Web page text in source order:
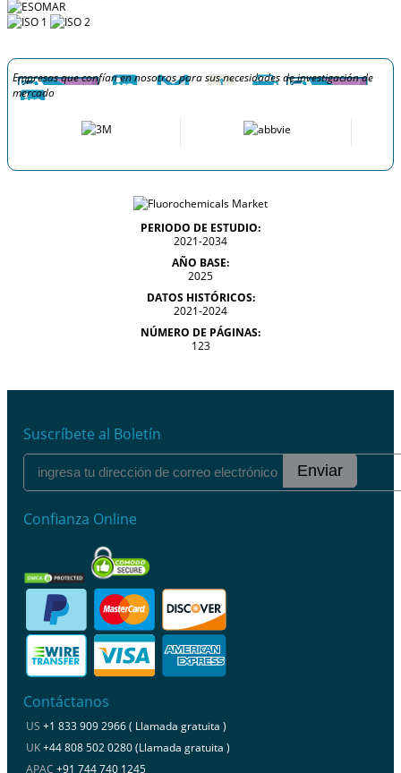
Empresas que confían en nosotros para sus necesidades de investigación de
mercado
PERIODO DE ESTUDIO:
2021-2034
AÑO BASE:
2025
DATOS HISTÓRICOS:
2021-2024
NÚMERO DE PÁGINAS:
123
Suscríbete al Boletín
Enviar
Confianza Online
Contáctanos
US +1 833 909 2966 ( Llamada gratuita )
UK+44 808 502 0280 (Llamada gratuita )
APAC +91 744 740 1245